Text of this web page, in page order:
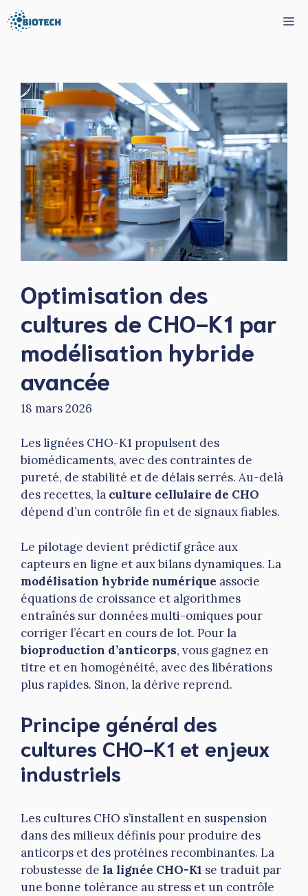
Aller
au
Optimisation des
cultures de CHO-K1 par
modélisation hybride
avancée
18 mars 2026
Les lignées CHO-K1 propulsent des
biomédicaments, avec des contraintes de
pureté, de stabilité et de délais serrés. Au-delà
des recettes, la culture cellulaire de CHO
dépend d’un contrôle fin et de signaux fiables.
Le pilotage devient prédictif grâce aux
capteurs en ligne et aux bilans dynamiques. La
modélisation hybride numérique associe
équations de croissance et algorithmes
entraînés sur données multi-omiques pour
corriger l’écart en cours de lot. Pour la
bioproduction d’anticorps, vous gagnez en
titre et en homogénéité, avec des libérations
plus rapides. Sinon, la dérive reprend.
Principe général des
cultures CHO-K1 et enjeux
industriels
Les cultures CHO s’installent en suspension
dans des milieux définis pour produire des
anticorps et des protéines recombinantes. La
robustesse de la lignée CHO-K1 se traduit par
une bonne tolérance au stress et un contrôle